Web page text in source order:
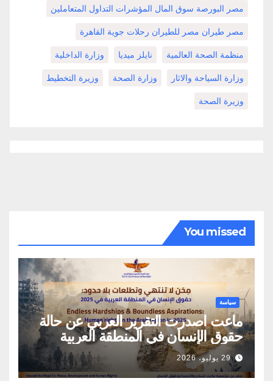
مصر البورصة سوق المال المؤشرات التداول المتعاملين
مصر طيران مصر للطيران رحلات جوية القاهرة
منظمة الصحة العالمية نايلز ميديا وزارة الداخلية
وزارة السياحة والاثار وزارة الصحة وزيرة التخطيط
وزيرة الصحة
You missed
سياسة
ماعت اصدرت التقرير العربي عن حالة
حقوق الإنسان في المنطقة العربية
29 يوليو، 2026